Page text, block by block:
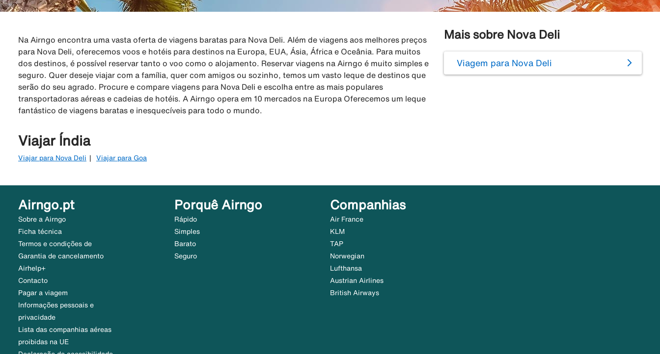
Na Airngo encontra uma vasta oferta de viagens baratas para Nova Deli. Além de viagens aos melhores preços
para Nova Deli, oferecemos voos e hotéis para destinos na Europa, EUA, Ásia, África e Oceânia. Para muitos
dos destinos, é possível reservar tanto o voo como o alojamento. Reservar viagens na Airngo é muito simples e
seguro. Quer deseje viajar com a família, quer com amigos ou sozinho, temos um vasto leque de destinos que
serão do seu agrado. Procure e compare viagens para Nova Deli e escolha entre as mais populares
transportadoras aéreas e cadeias de hotéis. A Airngo opera em 10 mercados na Europa Oferecemos um leque
fantástico de viagens baratas e inesquecíveis para todo o mundo.
Mais sobre Nova Deli
Viagem para Nova Deli
Viajar Índia
Viajar para Nova Deli Viajar para Goa
Airngo.pt
Sobre a Airngo
Ficha técnica
Termos e condições de
Garantia de cancelamento
Airhelp+
Contacto
Pagar a viagem
Informações pessoais e
privacidade
Lista das companhias aéreas
proibidas na UE
Porquê Airngo
Rápido
Simples
Barato
Seguro
Companhias
Air France
KLM
TAP
Norwegian
Lufthansa
Austrian Airlines
British Airways